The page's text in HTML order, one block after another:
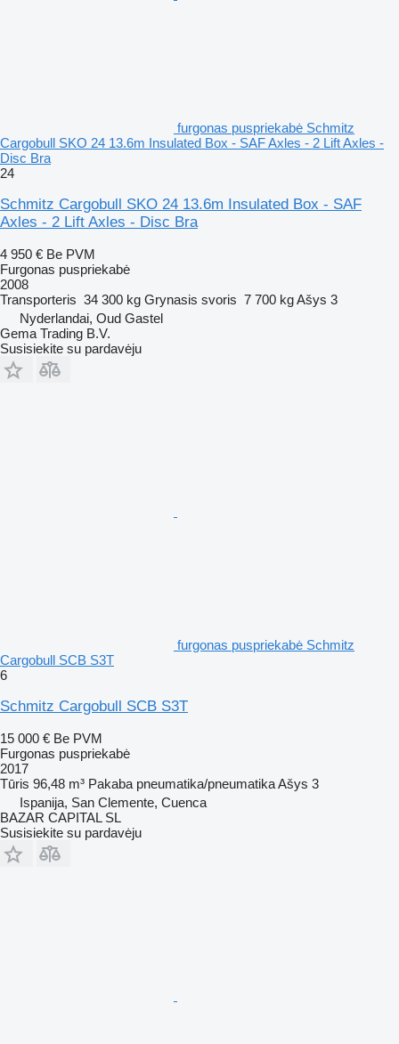
furgonas puspriekabė Schmitz
Cargobull SKO 24 13.6m Insulated Box - SAF Axles - 2 Lift Axles -
Disc Bra
24
Schmitz Cargobull SKO 24 13.6m Insulated Box - SAF
Axles - 2 Lift Axles - Disc Bra
4 950 € Be PVM
Furgonas puspriekabė
2008
Transporteris 34 300 kg Grynasis svoris 7 700 kgAšys 3
Nyderlandai, Oud Gastel
Gema Trading B.V.
Susisiekite su pardavėju
furgonas puspriekabė Schmitz
Cargobull SCB S3T
6
Schmitz Cargobull SCB S3T
15 000 € Be PVM
Furgonas puspriekabė
2017
Tūris 96,48 m³ Pakaba pneumatika/pneumatikaAšys 3
Ispanija, San Clemente, Cuenca
BAZAR CAPITAL SL
Susisiekite su pardavėju